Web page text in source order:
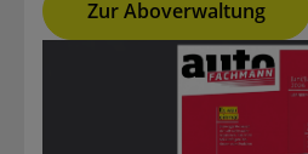
Zur Aboverwaltung